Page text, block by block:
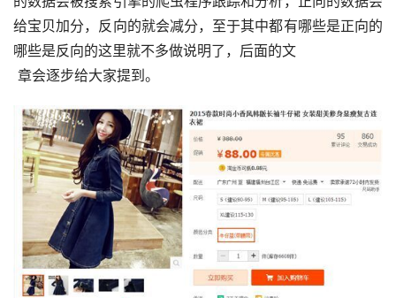
给宝贝加分，反向的就会减分，至于其中都有哪些是正向的
哪些是反向的这里就不多做说明了，后面的文
章会逐步给大家提到。